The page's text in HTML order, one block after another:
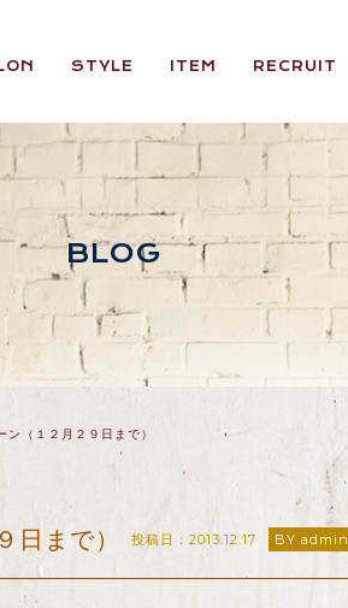
STYLE ITEM RECRUIT
BLOG
ン（１２月２９日まで）
日まで） 投稿日：2013.12.17 BY admin